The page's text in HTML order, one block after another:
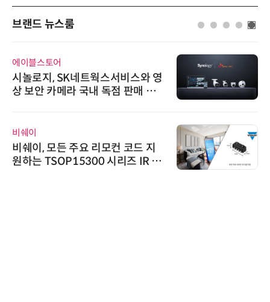
브랜드 뉴스룸
에이블스토어
시놀로지, SK네트웍스서비스와 영
상 보안 카메라 국내 독점 판매 파
비쉐이
비쉐이, 모든 주요 리모컨 코드 지
원하는 TSOP15300 시리즈 IR 수